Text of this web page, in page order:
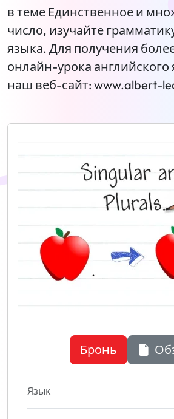
в теме Единственное и
число, изучайте
языка. Для получения
онлайн-урока английского
наш веб-сайт: www.albert-
Бронь
Язык